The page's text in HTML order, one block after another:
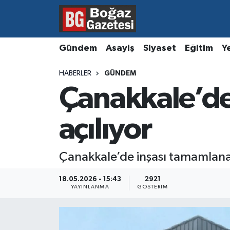
Gündem Asayiş Siyaset Eğitim
HABERLER GÜNDEM
açılıyor
Çanakkale’de inşası
18.05.2026 - 15:43
YAYINLANMA
2921
GÖSTERIM
Asayiş
Ekonomi
Kültür ve Sanat
Hava Durumu
Süper Lig Puan Durumu ve Fikstür
Son Dakika Haberleri